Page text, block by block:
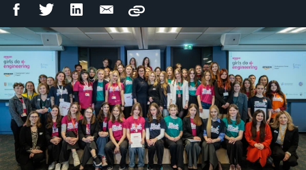
Udostępnij
Facebooku
Udostępnij
Twitterze
Udostępnij
LinkedIn
Wyślij
Copy